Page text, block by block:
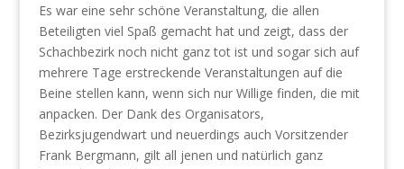
Es war eine sehr schöne Veranstaltung, die allen
Beteiligten viel Spaß gemacht hat und zeigt, dass der
Schachbezirk noch nicht ganz tot ist und sogar sich auf
mehrere Tage erstreckende Veranstaltungen auf die
Beine stellen kann, wenn sich nur Willige finden, die mit
anpacken. Der Dank des Organisators,
Bezirksjugendwart und neuerdings auch Vorsitzender
Frank Bergmann, gilt all jenen und natürlich ganz